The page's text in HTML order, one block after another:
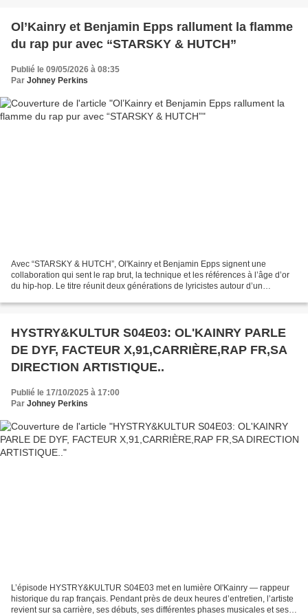
Ol’Kainry et Benjamin Epps rallument la flamme
du rap pur avec “STARSKY & HUTCH”
Publié le 09/05/2026 à 08:35
Par Johney Perkins
Avec “STARSKY & HUTCH”, Ol'Kainry et Benjamin Epps signent une
collaboration qui sent le rap brut, la technique et les références à l’âge d’or
du hip-hop. Le titre réunit deux générations de lyricistes autour d’un
HYSTRY&KULTUR S04E03: OL'KAINRY PARLE
DE DYF, FACTEUR X,91,CARRIÈRE,RAP FR,SA
DIRECTION ARTISTIQUE..
Publié le 17/10/2025 à 17:00
Par Johney Perkins
L’épisode HYSTRY&KULTUR S04E03 met en lumière Ol'Kainry — rappeur
historique du rap français. Pendant près de deux heures d’entretien, l’artiste
revient sur sa carrière, ses débuts, ses différentes phases musicales et ses